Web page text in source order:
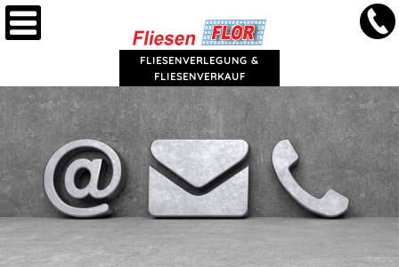
FLIESENVERLEGUNG &
FLIESENVERKAUF
463